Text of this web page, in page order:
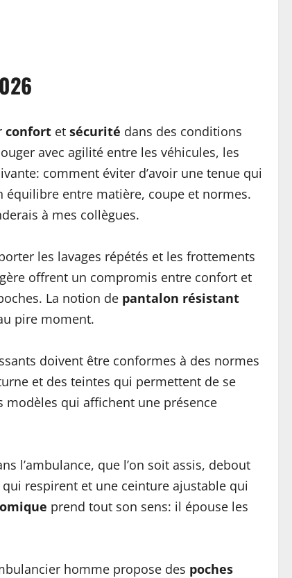
confort et sécurité dans des conditions
avec agilité entre les véhicules, les
comment éviter d’avoir une tenue qui
équilibre entre matière, coupe et normes.
à mes collègues.
les lavages répétés et les frottements
offrent un compromis entre confort et
La notion de pantalon résistant
pire moment.
doivent être conformes à des normes
et des teintes qui permettent de se
modèles qui affichent une présence
l’ambulance, que l’on soit assis, debout
respirent et une ceinture ajustable qui
prend tout son sens: il épouse les
homme propose des poches